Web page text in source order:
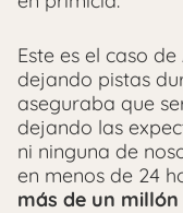
Este es el caso
dejando pistas
aseguraba que
dejando las
ni ninguna de
en menos de 24
más de un millón